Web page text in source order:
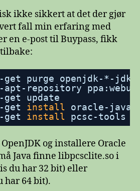
ikke sikkert at det der gjør
fall min erfaring med
en e-post til Buypass, fikk
get purge openjdk-*-jdk
apt-repository
get update
get install
oracle-
get install pcsc-tools
OpenJDK og installere Oracle
Java finne libpcsclite.so i
du har 32 bit) eller
har 64 bit).